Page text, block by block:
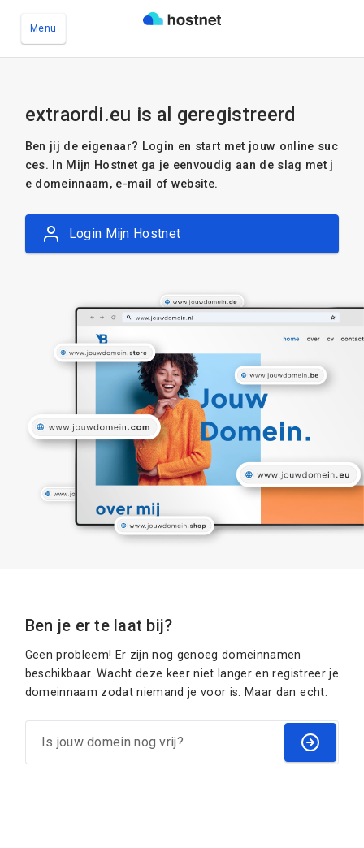
Menu
extraordi.eu is al geregistreerd
Ben jij de eigenaar? Login en start met jouw online suc
ces. In Mijn Hostnet ga je eenvoudig aan de slag met j
e domeinnaam, e-mail of website.
Login Mijn Hostnet
Ben je er te laat bij?
Geen probleem! Er zijn nog genoeg domeinnamen
beschikbaar. Wacht deze keer niet langer en registreer je
domeinnaam zodat niemand je voor is. Maar dan echt.